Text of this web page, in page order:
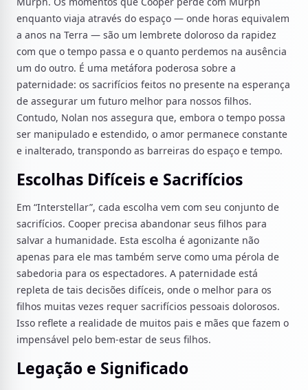
enquanto viaja através do espaço — onde horas equivalem
a anos na Terra — são um lembrete doloroso da rapidez
com que o tempo passa e o quanto perdemos na ausência
um do outro. É uma metáfora poderosa sobre a
paternidade: os sacrifícios feitos no presente na esperança
de assegurar um futuro melhor para nossos filhos.
Contudo, Nolan nos assegura que, embora o tempo possa
ser manipulado e estendido, o amor permanece constante
e inalterado, transpondo as barreiras do espaço e tempo.
Escolhas Difíceis e Sacrifícios
Em “Interstellar”, cada escolha vem com seu conjunto de
sacrifícios. Cooper precisa abandonar seus filhos para
salvar a humanidade. Esta escolha é agonizante não
apenas para ele mas também serve como uma pérola de
sabedoria para os espectadores. A paternidade está
repleta de tais decisões difíceis, onde o melhor para os
filhos muitas vezes requer sacrifícios pessoais dolorosos.
Isso reflete a realidade de muitos pais e mães que fazem o
impensável pelo bem-estar de seus filhos.
Legação e Significado